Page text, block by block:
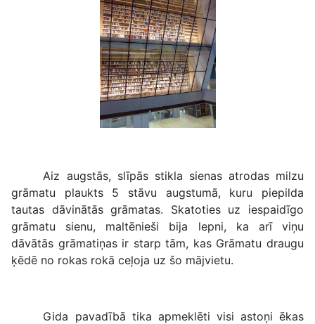
Aiz augstās, slīpās stikla sienas atrodas milzu
grāmatu plaukts 5 stāvu augstumā, kuru piepilda
tautas dāvinātās grāmatas. Skatoties uz iespaidīgo
grāmatu sienu, maltēnieši bija lepni, ka arī viņu
dāvātās grāmatiņas ir starp tām, kas Grāmatu draugu
ķēdē no rokas rokā ceļoja uz šo mājvietu.
Gida pavadībā tika apmeklēti visi astoņi ēkas